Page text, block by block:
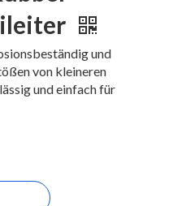
und
von kleineren
und einfach für